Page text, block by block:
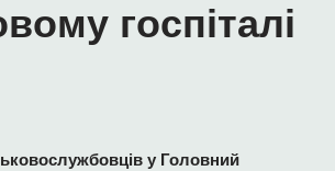
госпіталі
у Головний